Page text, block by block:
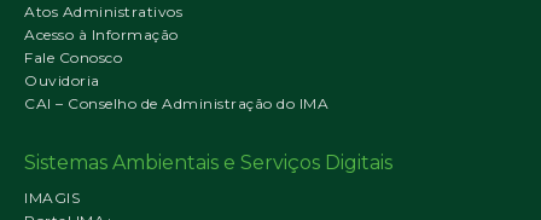
Atos Administrativos
Acesso à Informação
Fale Conosco
Ouvidoria
CAI – Conselho de Administração do IMA
Sistemas Ambientais e Serviços Digitais
IMAGIS